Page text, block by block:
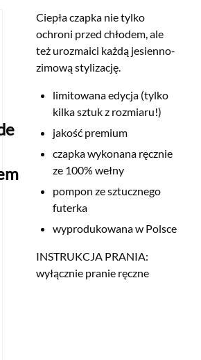
Ciepła czapka nie tylko
ochroni przed chłodem, ale
też urozmaici każdą jesienno-
zimową stylizację.
limitowana edycja (tylko
kilka sztuk z rozmiaru!)
jakość premium
czapka wykonana ręcznie
ze 100% wełny
pompon ze sztucznego
futerka
wyprodukowana w Polsce
INSTRUKCJA PRANIA:
wyłącznie pranie ręczne